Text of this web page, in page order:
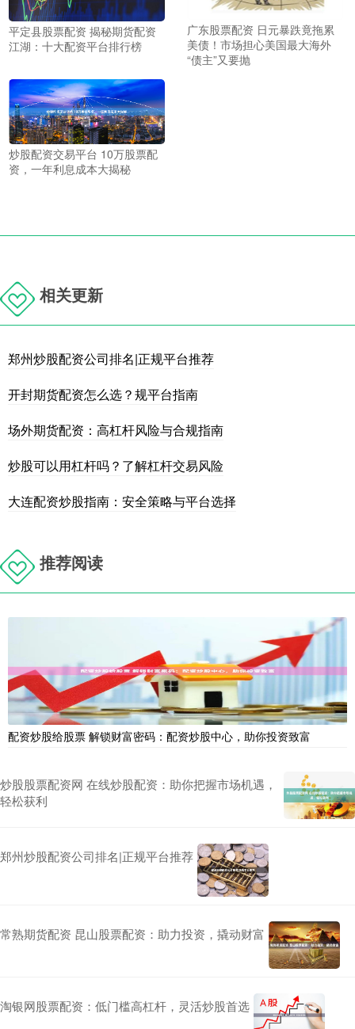
平定县股票配资 揭秘期货配资
江湖：十大配资平台排行榜
广东股票配资 日元暴跌竟拖累
美债！市场担心美国最大海外
“债主”又要抛
炒股配资交易平台 10万股票配
资，一年利息成本大揭秘
相关更新
郑州炒股配资公司排名|正规平台推荐
开封期货配资怎么选？规平台指南
场外期货配资：高杠杆风险与合规指南
炒股可以用杠杆吗？了解杠杆交易风险
大连配资炒股指南：安全策略与平台选择
推荐阅读
配资炒股给股票 解锁财富密码：配资炒股中心，助你投资致富
炒股股票配资网 在线炒股配资：助你把握市场机遇，
轻松获利
郑州炒股配资公司排名|正规平台推荐
常熟期货配资 昆山股票配资：助力投资，撬动财富
淘银网股票配资：低门槛高杠杆，灵活炒股首选